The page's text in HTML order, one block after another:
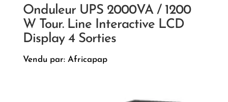
Onduleur UPS 2000VA / 1200
W Tour. Line Interactive LCD
Display 4 Sorties
Vendu par: Africapap